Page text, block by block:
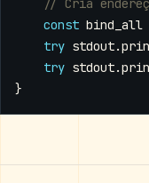
const bind_all
try stdout.
try stdout.
}